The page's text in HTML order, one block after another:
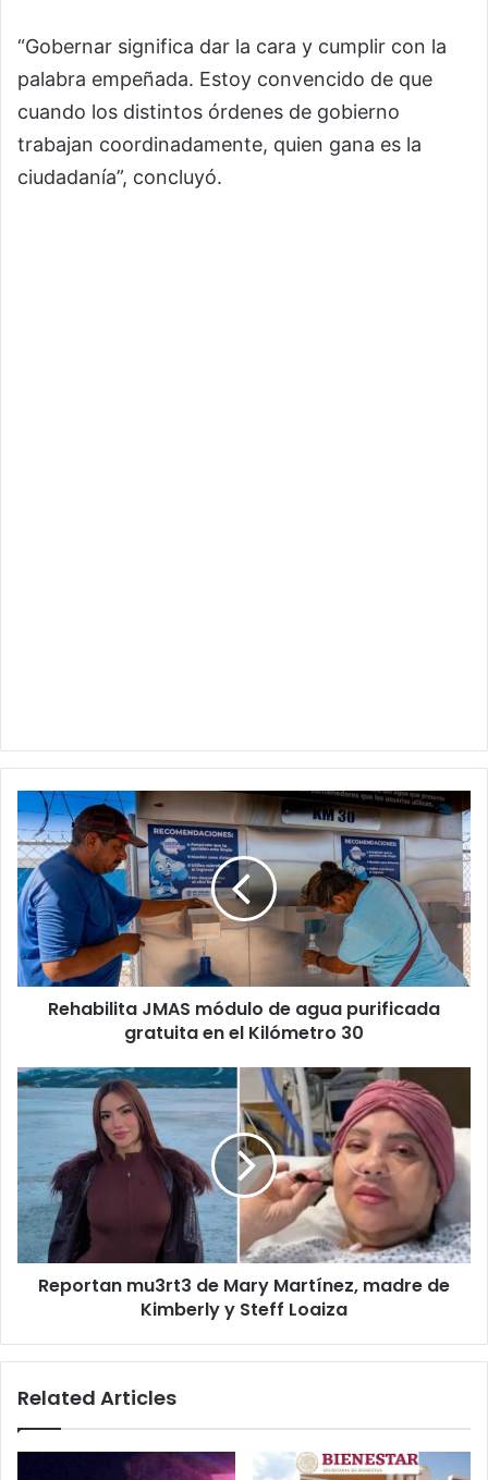
“Gobernar significa dar la cara y cumplir con la
palabra empeñada. Estoy convencido de que
cuando los distintos órdenes de gobierno
trabajan coordinadamente, quien gana es la
ciudadanía”, concluyó.
Rehabilita
JMAS
módulo
de
agua
purificada
gratuita
en
el
Kilómetro
Rehabilita JMAS módulo de agua purificada
gratuita en el Kilómetro 30
Reportan
mu3rt3
Martínez,
madre
de
Kimberly
y
SteffReportan mu3rt3 de Mary Martínez, madre de
Kimberly y Steff Loaiza
Related Articles